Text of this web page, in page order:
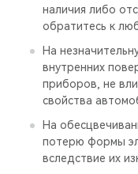
наличия либо
обратитесь к
На
внутренних
приборов, не
свойства
На
потерю формы
вследствие их